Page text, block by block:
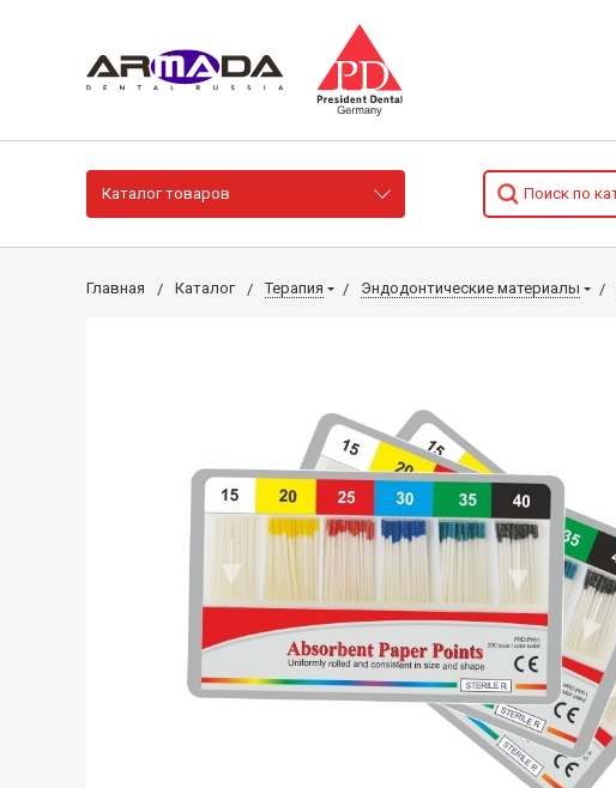
Каталог товаров
Главная Каталог Терапия Эндодонтические материалы